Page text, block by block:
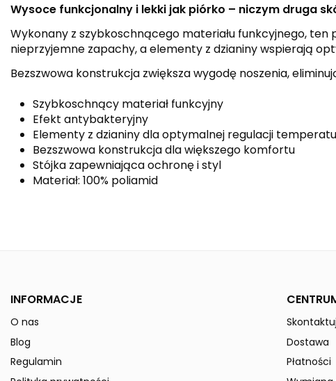
Wysoce funkcjonalny i lekki jak piórko – niczym druga
Wykonany z szybkoschnącego materiału funkcyjnego,
nieprzyjemne zapachy, a elementy z dzianiny wspierają
Bezszwowa konstrukcja zwiększa wygodę noszenia,
Szybkoschnący materiał funkcyjny
Efekt antybakteryjny
Elementy z dzianiny dla optymalnej regulacji
Bezszwowa konstrukcja dla większego komfortu
Stójka zapewniająca ochronę i styl
Materiał: 100% poliamid
W magazynie
INFORMACJE
O nas
Blog
Regulamin
Dostawa
Płatności